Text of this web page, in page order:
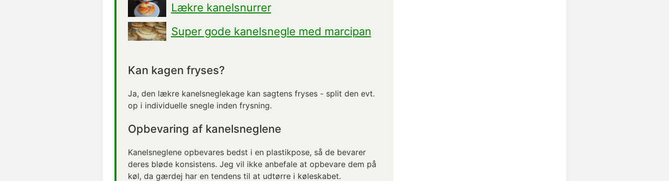
Lækre kanelsnurrer
Super gode kanelsnegle med marcipan
Kan kagen fryses?
Ja, den lækre kanelsneglekage kan sagtens fryses - split den evt.
op i individuelle snegle inden frysning.
Opbevaring af kanelsneglene
Kanelsneglene opbevares bedst i en plastikpose, så de bevarer
deres bløde konsistens. Jeg vil ikke anbefale at opbevare dem på
køl, da gærdej har en tendens til at udtørre i køleskabet.